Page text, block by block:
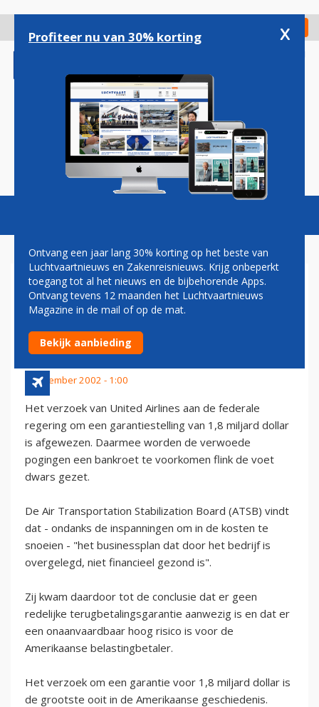
gaan
Check in
Magazine Podcasts Vacatures
GARANTIELENING AAN
UNITED AIRLINES
AFGEWEZEN
5 december 2002 - 1:00
Het verzoek van United Airlines aan de federale
regering om een garantiestelling van 1,8 miljard dollar
is afgewezen. Daarmee worden de verwoede
pogingen een bankroet te voorkomen flink de voet
dwars gezet.
De Air Transportation Stabilization Board (ATSB) vindt
dat - ondanks de inspanningen om in de kosten te
snoeien - "het businessplan dat door het bedrijf is
overgelegd, niet financieel gezond is".
Zij kwam daardoor tot de conclusie dat er geen
redelijke terugbetalingsgarantie aanwezig is en dat er
een onaanvaardbaar hoog risico is voor de
Amerikaanse belastingbetaler.
Het verzoek om een garantie voor 1,8 miljard dollar is
de grootste ooit in de Amerikaanse geschiedenis.
Profiteer nu van 30% korting x
Ontvang een jaar lang 30% korting op het beste van
Luchtvaartnieuws en Zakenreisnieuws. Krijg onbeperkt
toegang tot al het nieuws en de bijbehorende Apps.
Ontvang tevens 12 maanden het Luchtvaartnieuws
Magazine in de mail of op de mat.
Bekijk aanbieding